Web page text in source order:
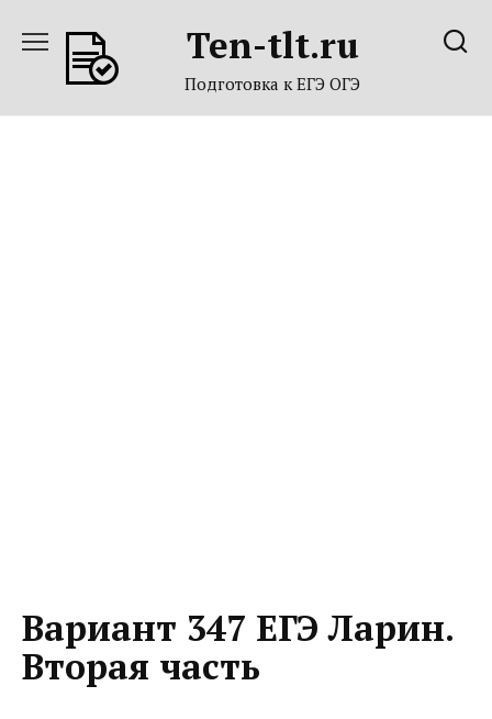
содержанию
Ten-tlt.ru
Подготовка к ЕГЭ ОГЭ
Вариант 347 ЕГЭ Ларин.
Вторая часть